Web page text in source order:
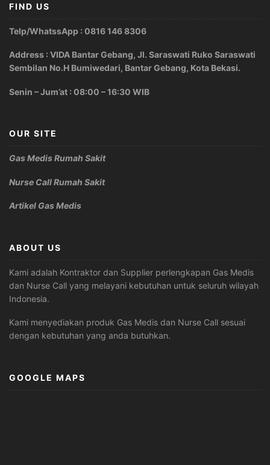
FIND US
Telp/WhatssApp : 0816 146 8306
Address : VIDA Bantar Gebang, Jl. Saraswati Ruko Saraswati
Sembilan No.H Bumiwedari, Bantar Gebang, Kota Bekasi.
Senin – Jum’at : 08:00 – 16:30 WIB
OUR SITE
Gas Medis Rumah Sakit
Nurse Call Rumah Sakit
Artikel Gas Medis
ABOUT US
Kami adalah Kontraktor dan Supplier perlengkapan Gas Medis
dan Nurse Call yang melayani kebutuhan untuk seluruh wilayah
Indonesia.
Kami menyediakan produk Gas Medis dan Nurse Call sesuai
dengan kebutuhan yang anda butuhkan.
GOOGLE MAPS